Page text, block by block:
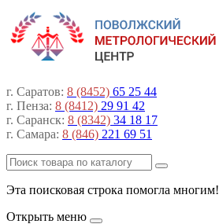
г. Саратов: 8 (8452) 65 25 44
г. Пенза: 8 (8412) 29 91 42
г. Саранск: 8 (8342) 34 18 17
г. Самара: 8 (846) 221 69 51
Эта поисковая строка помогла многим!
Открыть меню